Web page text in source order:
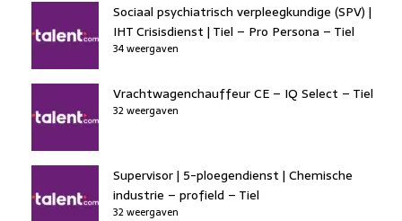
Sociaal psychiatrisch verpleegkundige (SPV) |
IHT Crisisdienst | Tiel – Pro Persona – Tiel
34 weergaven
Vrachtwagenchauffeur CE – IQ Select – Tiel
32 weergaven
Supervisor | 5-ploegendienst | Chemische
industrie – profield – Tiel
32 weergaven